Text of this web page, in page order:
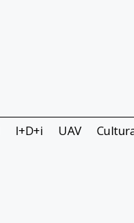
I+D+i UAV